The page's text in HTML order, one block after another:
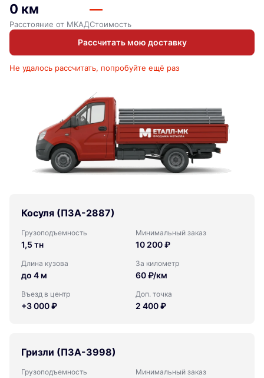
0 км
Расстояние от МКАД
—
Стоимость
Рассчитать мою доставку
Не удалось рассчитать, попробуйте ещё раз
Косуля (ПЗА-2887)
Грузоподъемность
1,5 тн
Минимальный заказ
10 200 ₽
Длина кузова
до 4 м
За километр
60 ₽/км
Въезд в центр
+3 000 ₽
Доп. точка
2 400 ₽
Гризли (ПЗА-3998)
Грузоподъемность Минимальный заказ